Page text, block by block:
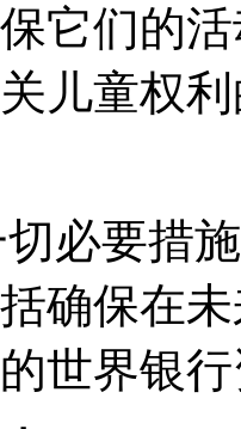
它们的
儿童权
必要措
确保在
世界银